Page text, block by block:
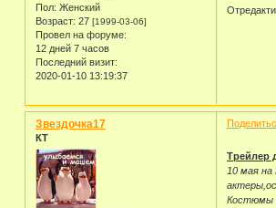
Пол: Женский
Возраст: 27 [1999-03-06]
Провел на форуме:
12 дней 7 часов
Последний визит:
2020-01-10 13:19:37
Звездочка17
КТ
Трейлер
10 мая
Костюмы